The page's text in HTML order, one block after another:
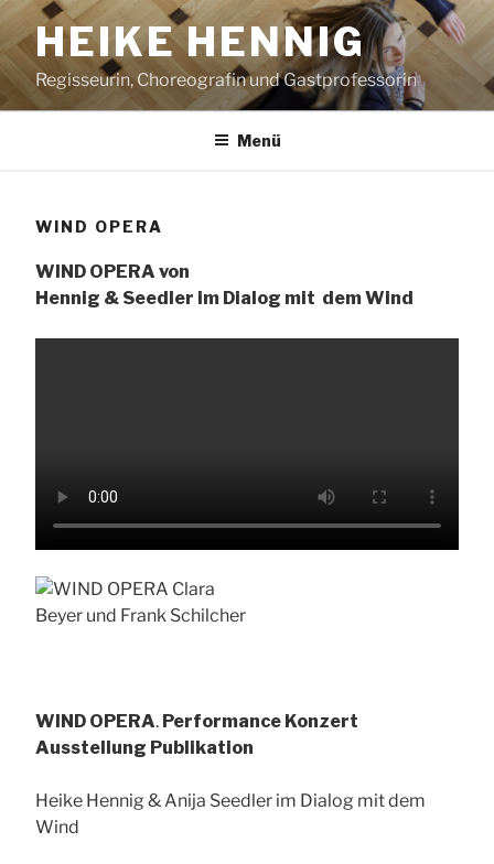
Zum
Inhalt
springenHEIKE HENNIG
Regisseurin, Choreografin und Gastprofessorin
Menü
WIND OPERA
WIND OPERA von
Hennig & Seedler im Dialog mit dem Wind
WIND OPERA. Performance Konzert
Ausstellung Publikation
Heike Hennig & Anija Seedler im Dialog mit dem
Wind